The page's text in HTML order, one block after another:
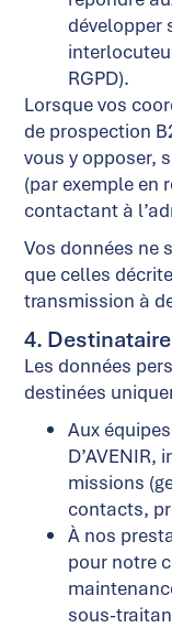
développer
RGPD).
Lorsque vos
de prospection
vous y opposer,
(par exemple en
contactant à
Vos données ne
que celles
transmission à
4.
Les données
destinées
Aux
missions
contacts,
À nos
pour notre
sous-